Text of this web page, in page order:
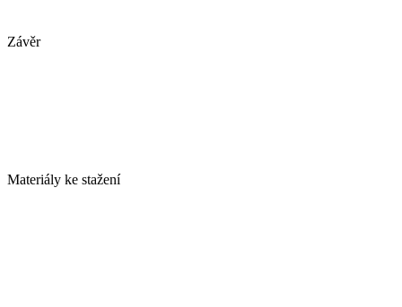
Závěr
Materiály ke stažení